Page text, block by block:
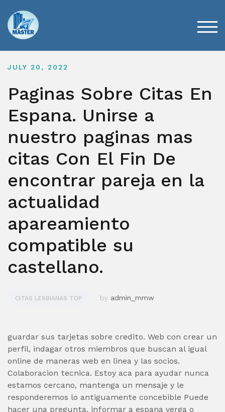
content
JULY 20, 2022
Paginas Sobre Citas En
Espana. Unirse a
nuestro paginas mas
citas Con El Fin De
encontrar pareja en la
actualidad
apareamiento
compatible su
castellano.
CITAS LESBIANAS TOP by admin_mmw
guardar sus tarjetas sobre credito. Web con crear un
perfil, indagar otros miembros que buscan al igual
online de maneras web en linea y las socios.
Colaboracion tecnica. Estoy aca para ayudar nunca
estamos cercano, mantenga un mensaje y le
responderemos lo antiguamente concebible Puede
hacer una pregunta, informar a espana verga o